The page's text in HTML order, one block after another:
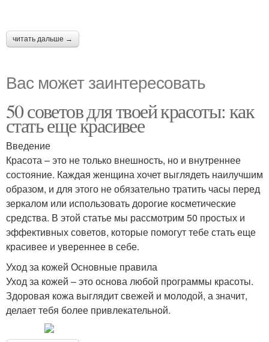
читать дальше →
Вас может заинтересовать
50 советов для твоей красоты: как
стать еще красивее
Введение
Красота – это не только внешность, но и внутреннее
состояние. Каждая женщина хочет выглядеть наилучшим
образом, и для этого не обязательно тратить часы перед
зеркалом или использовать дорогие косметические
средства. В этой статье мы рассмотрим 50 простых и
эффективных советов, которые помогут тебе стать еще
красивее и увереннее в себе.
Уход за кожей Основные правила
Уход за кожей – это основа любой программы красоты.
Здоровая кожа выглядит свежей и молодой, а значит,
делает тебя более привлекательной.